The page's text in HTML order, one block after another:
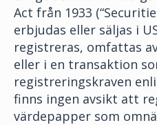
Act från 1933
erbjudas eller säljas i
registreras, omfattas
eller i en transaktion
registreringskraven
finns ingen avsikt att
värdepapper som